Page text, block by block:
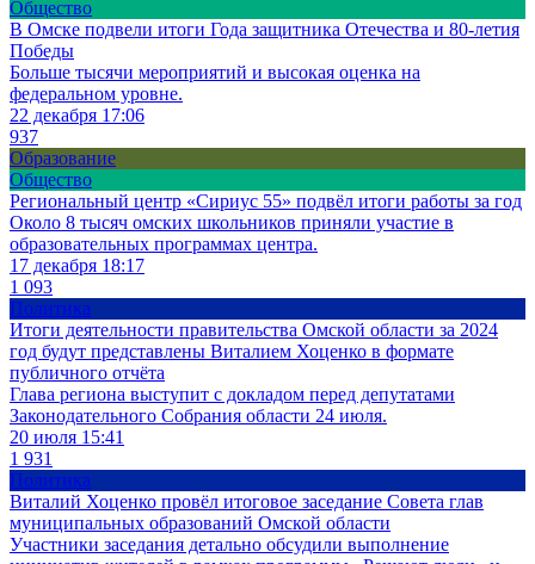
Общество
В Омске подвели итоги Года защитника Отечества и 80-летия
Победы
Больше тысячи мероприятий и высокая оценка на
федеральном уровне.
22 декабря 17:06
937
Образование
Общество
Региональный центр «Сириус 55» подвёл итоги работы за год
Около 8 тысяч омских школьников приняли участие в
образовательных программах центра.
17 декабря 18:17
1 093
Политика
Итоги деятельности правительства Омской области за 2024
год будут представлены Виталием Хоценко в формате
публичного отчёта
Глава региона выступит с докладом перед депутатами
Законодательного Собрания области 24 июля.
20 июля 15:41
1 931
Политика
Виталий Хоценко провёл итоговое заседание Совета глав
муниципальных образований Омской области
Участники заседания детально обсудили выполнение